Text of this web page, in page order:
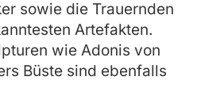
sowie die Trauernden
Artefakten.
wie Adonis von
Büste sind ebenfalls